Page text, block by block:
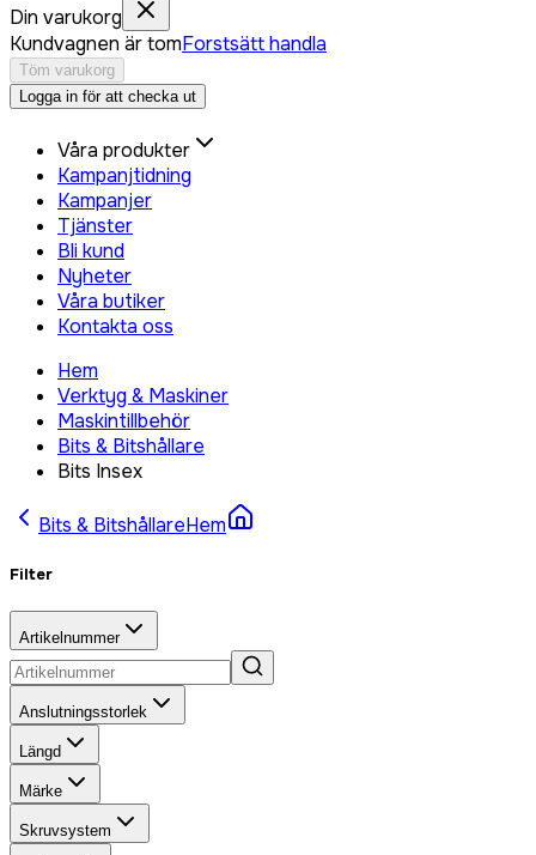
Din varukorg
Kundvagnen är tomForstsätt handla
Töm varukorg
Logga in för att checka ut
Våra produkter
Kampanjtidning
Kampanjer
Tjänster
Bli kund
Nyheter
Våra butiker
Kontakta oss
Hem
Verktyg & Maskiner
Maskintillbehör
Bits & Bitshållare
Bits Insex
Bits & BitshållareHem
Filter
Artikelnummer
Anslutningsstorlek
Längd
Märke
Skruvsystem